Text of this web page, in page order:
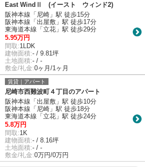
East WindⅡ (イースト ウィンド2)
阪神本線「尼崎」駅 徒歩15分
阪神本線「出屋敷」駅 徒歩17分
東海道本線「立花」駅 徒歩29分
5.95万円
間取:1LDK
建物面積:- / 9.81坪
土地面積:- / -
敷金/礼金:0ヶ月/1ヶ月
賃貸｜アパート
尼崎市西難波町４丁目のアパート
阪神本線「出屋敷」駅 徒歩10分
阪神本線「尼崎」駅 徒歩18分
東海道本線「立花」駅 徒歩24分
5.8万円
間取:1K
建物面積:- / 8.16坪
土地面積:- / -
敷金/礼金:0万円/0万円